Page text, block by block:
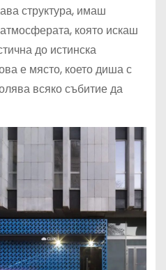
структура, имаш
която искаш
до истинска
е място, което диша с
всяко събитие да